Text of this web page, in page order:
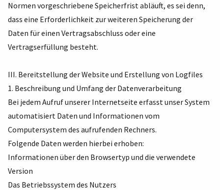
Normen vorgeschriebene Speicherfrist abläuft, es sei denn,
dass eine Erforderlichkeit zur weiteren Speicherung der
Daten für einen Vertragsabschluss oder eine
Vertragserfüllung besteht.
III. Bereitstellung der Website und Erstellung von Logfiles
1. Beschreibung und Umfang der Datenverarbeitung
Bei jedem Aufruf unserer Internetseite erfasst unser System
automatisiert Daten und Informationen vom
Computersystem des aufrufenden Rechners.
Folgende Daten werden hierbei erhoben:
Informationen über den Browsertyp und die verwendete
Version
Das Betriebssystem des Nutzers